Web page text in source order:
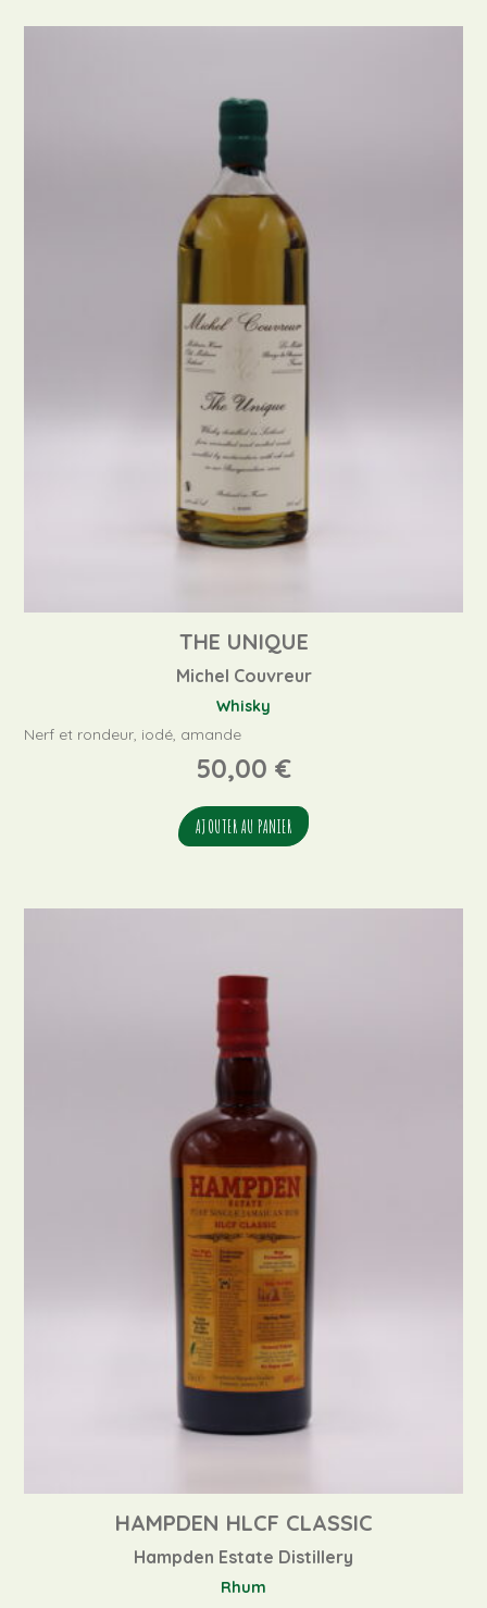
THE UNIQUE
Michel Couvreur
Whisky
Nerf et rondeur, iodé, amande
50,00 €
AJOUTER AU PANIER
HAMPDEN HLCF CLASSIC
Hampden Estate Distillery
Rhum